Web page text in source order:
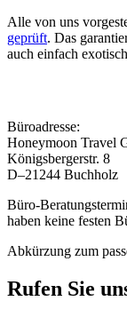
Alle von uns
geprüft. Das
auch einfach
Büroadresse:
Honeymoon Travel
Königsbergerstr. 8
D–21244 Buchholz
Büro-
haben keine festen
Abkürzung zum
Rufen Sie